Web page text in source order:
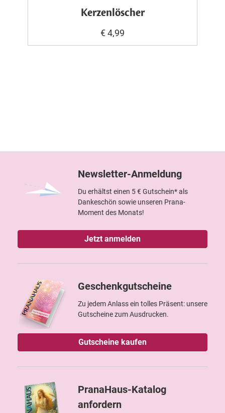
Kerzenlöscher
€ 4,99
Newsletter-Anmeldung
Du erhältst einen 5 € Gutschein* als
Dankeschön sowie unseren Prana-
Moment des Monats!
Jetzt anmelden
Geschenkgutscheine
Zu jedem Anlass ein tolles Präsent: unsere
Gutscheine zum Ausdrucken.
Gutscheine kaufen
PranaHaus-Katalog
anfordern